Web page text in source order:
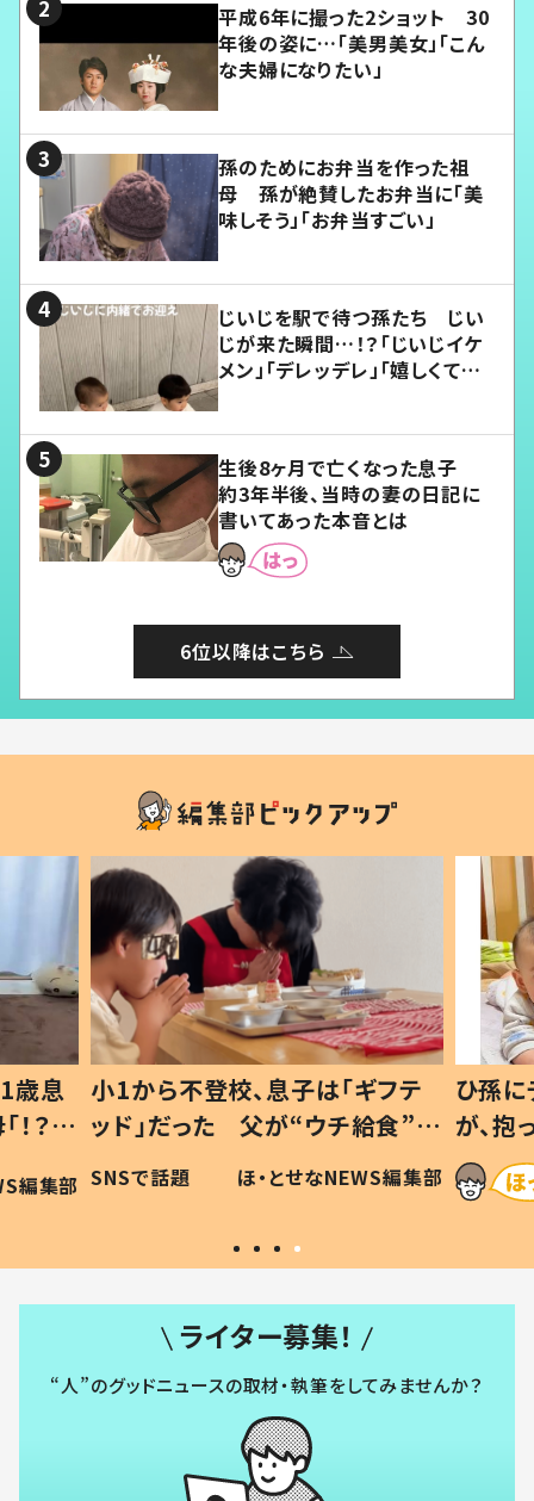
平成6年に撮った2ショット 30
年後の姿に…「美男美女」「こん
な夫婦になりたい」
孫のためにお弁当を作った祖
母 孫が絶賛したお弁当に「美
味しそう」「お弁当すごい」
じいじを駅で待つ孫たち じい
じが来た瞬間…！？「じいじイケ
メン」「デレッデレ」「嬉しくて可
生後8ヶ月で亡くなった息子
約3年半後、当時の妻の日記に
書いてあった本音とは
6位以降はこちら
歳息
？」
編集部
小1から不登校、息子は「ギフテ
ッド」だった 父が“ウチ給食”を
作り続ける理由とは #令和の親
#令和の子
SNSで話題 ほ・とせなNEWS編集部
ひ孫
が、
「涙が
い」
ライター募集！
“人”のグッドニュースの取材・執筆をしてみませんか？